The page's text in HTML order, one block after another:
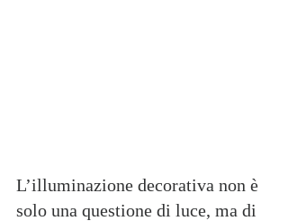
L’illuminazione decorativa non è
solo una questione di luce, ma di